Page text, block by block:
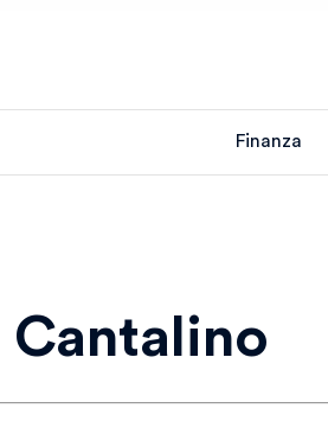
Finanza
Cantalino